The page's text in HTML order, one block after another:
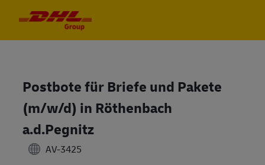
Postbote für Briefe und Pakete
(m/w/d) in Röthenbach
a.d.Pegnitz
AV-3425